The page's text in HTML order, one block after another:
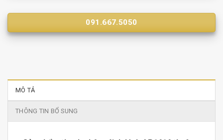
091.667.5050
MÔ TẢ
THÔNG TIN BỔ SUNG